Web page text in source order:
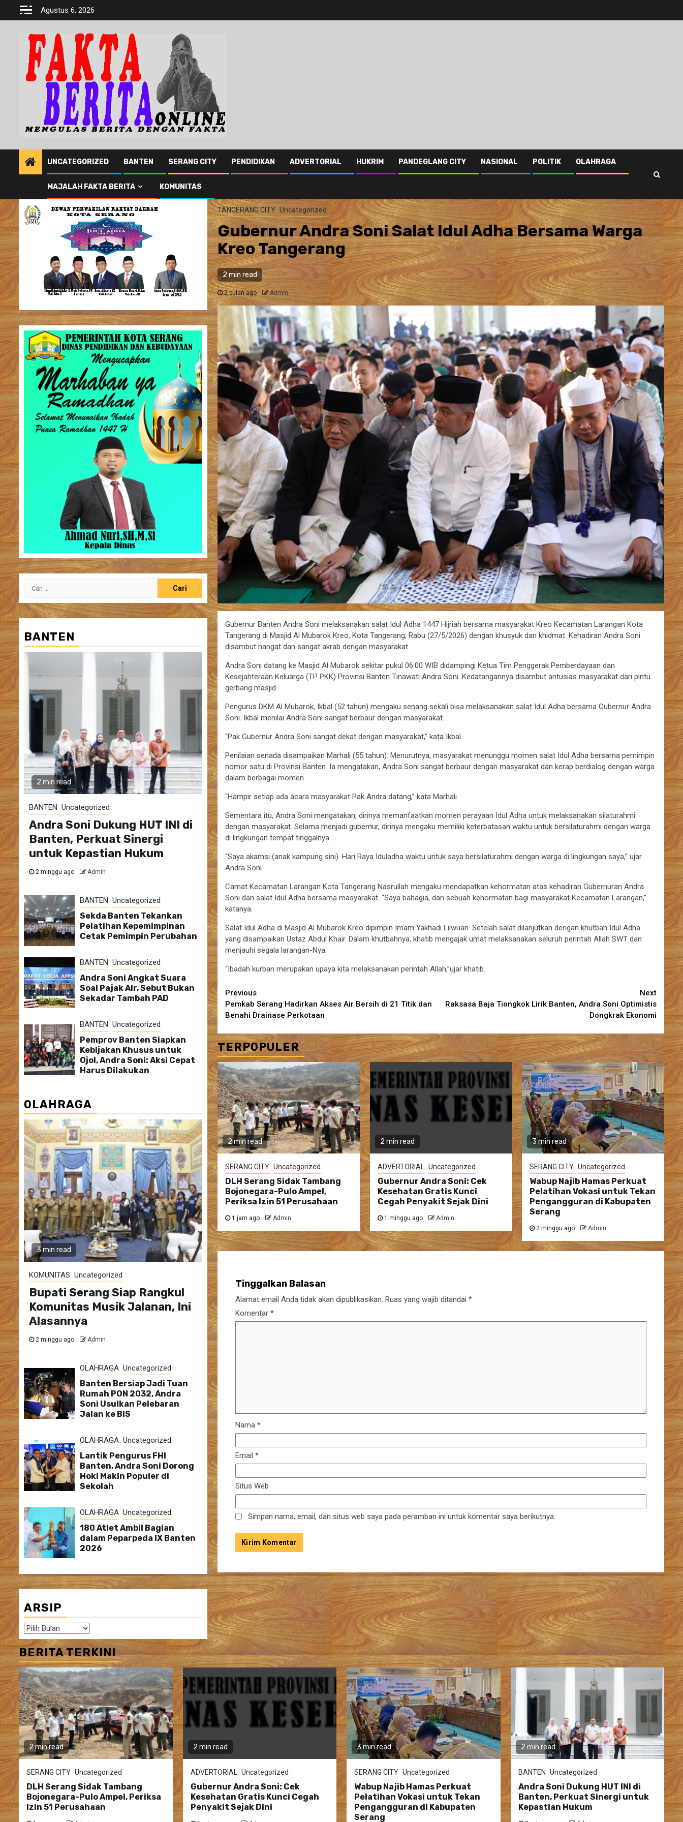
Agustus 6, 2026
UNCATEGORIZED BANTEN SERANG CITY PENDIDIKAN ADVERTORIAL HUKRIM PANDEGLANG CITY NASIONAL POLITIK OLAHRAGA
MAJALAH FAKTA BERITA KOMUNITAS
TANGERANG CITY Uncategorized
Gubernur Andra Soni Salat Idul Adha Bersama Warga
Kreo Tangerang
2 min read
2 bulan ago Admin
Gubernur Banten Andra Soni melaksanakan salat Idul Adha 1447 Hijriah bersama masyarakat Kreo Kecamatan Larangan Kota
Tangerang di Masjid Al Mubarok Kreo, Kota Tangerang, Rabu (27/5/2026) dengan khusyuk dan khidmat. Kehadiran Andra Soni
disambut hangat dan sangat akrab dengan masyarakat.
Andra Soni datang ke Masjid Al Mubarok sekitar pukul 06.00 WIB didampingi Ketua Tim Penggerak Pemberdayaan dan
Kesejahteraan Keluarga (TP PKK) Provinsi Banten Tinawati Andra Soni. Kedatangannya disambut antusias masyarakat dari pintu
gerbang masjid.
Pengurus DKM Al Mubarok, Ikbal (52 tahun) mengaku senang sekali bisa melaksanakan salat Idul Adha bersama Gubernur Andra
Soni. Ikbal menilai Andra Soni sangat berbaur dengan masyarakat.
“Pak Gubernur Andra Soni sangat dekat dengan masyarakat,” kata Ikbal.
Penilaian senada disampaikan Marhali (55 tahun). Menurutnya, masyarakat menunggu momen salat Idul Adha bersama pemimpin
nomor satu di Provinsi Banten. Ia mengatakan, Andra Soni sangat berbaur dengan masyarakat dan kerap berdialog dengan warga
dalam berbagai momen.
“Hampir setiap ada acara masyarakat Pak Andra datang,” kata Marhali.
Sementara itu, Andra Soni mengatakan, dirinya memanfaatkan momen perayaan Idul Adha untuk melaksanakan silaturahmi
dengan masyarakat. Selama menjadi gubernur, dirinya mengaku memiliki keterbatasan waktu untuk bersilaturahmi dengan warga
di lingkungan tempat tinggalnya.
“Saya akamsi (anak kampung sini). Hari Raya Iduladha waktu untuk saya bersilaturahmi dengan warga di lingkungan saya,” ujar
Andra Soni.
Camat Kecamatan Larangan Kota Tangerang Nasrullah mengaku mendapatkan kehormatan atas kehadiran Gubernuran Andra
Soni dan salat Idul Adha bersama masyarakat. “Saya bahagia, dan sebuah kehormatan bagi masyarakat Kecamatan Larangan,”
katanya.
Salat Idul Adha di Masjid Al Mubarok Kreo dipimpin Imam Yakhadi Lilwuan. Setelah salat dilanjutkan dengan khutbah Idul Adha
yang disampaikan Ustaz Abdul Khair. Dalam khutbahnya, khatib mengajak umat melaksanakan seluruh perintah Allah SWT dan
menjauhi segala larangan-Nya.
“Ibadah kurban merupakan upaya kita melaksanakan perintah Allah,”ujar khatib.
Continue
Reading
Previous
Pemkab Serang Hadirkan Akses Air Bersih di 21 Titik dan
Benahi Drainase Perkotaan
Next
Raksasa Baja Tiongkok Lirik Banten, Andra Soni Optimistis
Dongkrak Ekonomi
TERPOPULER
2 min read
SERANG CITY Uncategorized
DLH Serang Sidak Tambang
Bojonegara-Pulo Ampel,
Periksa Izin 51 Perusahaan
1 jam ago Admin
2 min read
ADVERTORIAL Uncategorized
Gubernur Andra Soni: Cek
Kesehatan Gratis Kunci
Cegah Penyakit Sejak Dini
1 minggu ago Admin
3 min read
SERANG CITY Uncategorized
Wabup Najib Hamas Perkuat
Pelatihan Vokasi untuk Tekan
Pengangguran di Kabupaten
Serang
2 minggu ago Admin
Tinggalkan Balasan
Alamat email Anda tidak akan dipublikasikan. Ruas yang wajib ditandai *
Komentar *
Nama *
Email *
Situs Web
Simpan nama, email, dan situs web saya pada peramban ini untuk komentar saya berikutnya.
BANTEN
2 min read
BANTEN Uncategorized
Andra Soni Dukung HUT INI di
Banten, Perkuat Sinergi
untuk Kepastian Hukum
2 minggu ago Admin
BANTEN Uncategorized
Sekda Banten Tekankan
Pelatihan Kepemimpinan
Cetak Pemimpin Perubahan
BANTEN Uncategorized
Andra Soni Angkat Suara
Soal Pajak Air, Sebut Bukan
Sekadar Tambah PAD
BANTEN Uncategorized
Pemprov Banten Siapkan
Kebijakan Khusus untuk
Ojol, Andra Soni: Aksi Cepat
Harus Dilakukan
OLAHRAGA
3 min read
KOMUNITAS Uncategorized
Bupati Serang Siap Rangkul
Komunitas Musik Jalanan, Ini
Alasannya
2 minggu ago Admin
OLAHRAGA Uncategorized
Banten Bersiap Jadi Tuan
Rumah PON 2032, Andra
Soni Usulkan Pelebaran
Jalan ke BIS
OLAHRAGA Uncategorized
Lantik Pengurus FHI
Banten, Andra Soni Dorong
Hoki Makin Populer di
Sekolah
OLAHRAGA Uncategorized
180 Atlet Ambil Bagian
dalam Peparpeda IX Banten
2026
ARSIP
Arsip
BERITA TERKINI
2 min read
SERANG CITY Uncategorized
DLH Serang Sidak Tambang
Bojonegara-Pulo Ampel, Periksa
Izin 51 Perusahaan
2 min read
ADVERTORIAL Uncategorized
Gubernur Andra Soni: Cek
Kesehatan Gratis Kunci Cegah
Penyakit Sejak Dini
3 min read
SERANG CITY Uncategorized
Wabup Najib Hamas Perkuat
Pelatihan Vokasi untuk Tekan
Pengangguran di Kabupaten
Serang
2 min read
BANTEN Uncategorized
Andra Soni Dukung HUT INI di
Banten, Perkuat Sinergi untuk
Kepastian Hukum